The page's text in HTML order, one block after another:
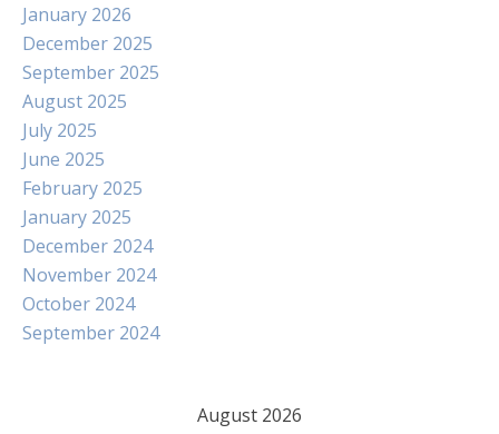
January 2026
December 2025
September 2025
August 2025
July 2025
June 2025
February 2025
January 2025
December 2024
November 2024
October 2024
September 2024
August 2026